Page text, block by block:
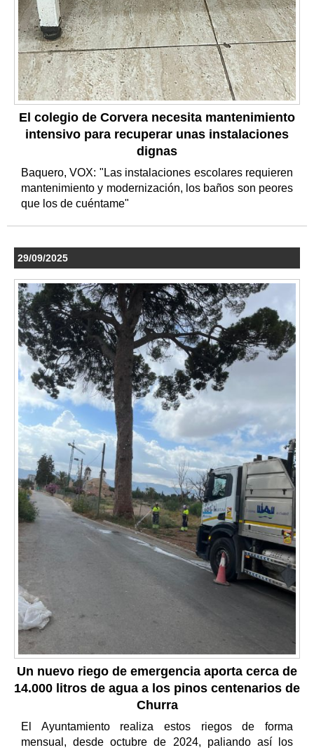
El colegio de Corvera necesita mantenimiento
intensivo para recuperar unas instalaciones
dignas
Baquero, VOX: "Las instalaciones escolares requieren
mantenimiento y modernización, los baños son peores
que los de cuéntame"
29/09/2025
Un nuevo riego de emergencia aporta cerca de
14.000 litros de agua a los pinos centenarios de
Churra
El Ayuntamiento realiza estos riegos de forma
mensual, desde octubre de 2024, paliando así los